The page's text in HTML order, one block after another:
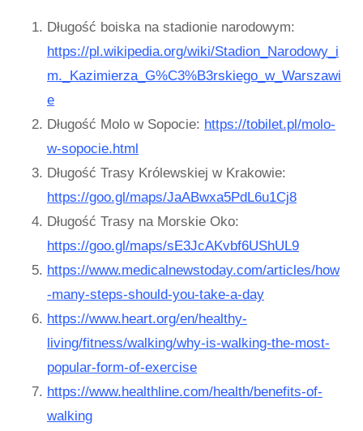
Długość boiska na stadionie narodowym:
https://pl.wikipedia.org/wiki/Stadion_Narodowy_i
m._Kazimierza_G%C3%B3rskiego_w_Warszawi
e
Długość Molo w Sopocie: https://tobilet.pl/molo-
w-sopocie.html
Długość Trasy Królewskiej w Krakowie:
https://goo.gl/maps/JaABwxa5PdL6u1Cj8
Długość Trasy na Morskie Oko:
https://goo.gl/maps/sE3JcAKvbf6UShUL9
https://www.medicalnewstoday.com/articles/how
-many-steps-should-you-take-a-day
https://www.heart.org/en/healthy-
living/fitness/walking/why-is-walking-the-most-
popular-form-of-exercise
https://www.healthline.com/health/benefits-of-
walking